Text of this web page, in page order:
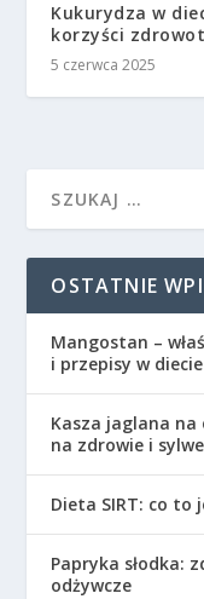
Kukurydza w
korzyści
5 czerwca 2025
OSTATNIE
Mangostan –
i przepisy w diecie
Kasza jaglana na
na zdrowie i
Dieta SIRT: co to
Papryka słodka:
odżywcze